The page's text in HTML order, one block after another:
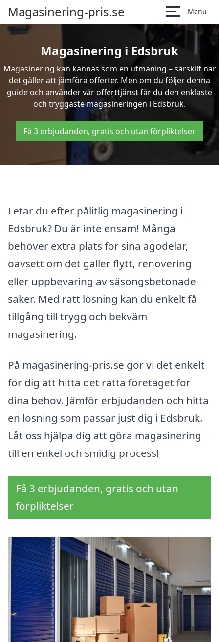
Magasinering-pris.se Menu
Magasinering i Edsbruk
Magasinering kan kännas som en utmaning – särskilt när
det gäller att jämföra offerter. Men om du följer denna
guide och använder vår offerttjänst får du den enklaste
och tryggaste magasineringen i Edsbruk.
Få 3 erbjudanden, gratis och utan förpliktelser
Letar du efter pålitlig magasinering i
Edsbruk? Du är inte ensam! Många
behöver extra plats för sina ägodelar,
oavsett om det gäller flytt, renovering
eller uppbevaring av säsongsbetonade
saker. Med rätt lösning kan du enkelt få
tillgång till trygg och bekväm
magasinering.
På magasinering-pris.se gör vi det enkelt
för dig att hitta det rätta företaget för
dina behov. Jämför erbjudanden och hitta
en lösning som passar just dig i Edsbruk.
Låt oss hjälpa dig att göra magasinering
till en enkel och smidig process!
Få 3 erbjudanden, gratis och utan
förpliktelser